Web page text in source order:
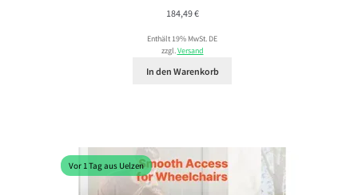
184,49€
Enthält 19% MwSt. DE
zzgl.Versand
In den Warenkorb
Vor 1 Tag aus Uelzen